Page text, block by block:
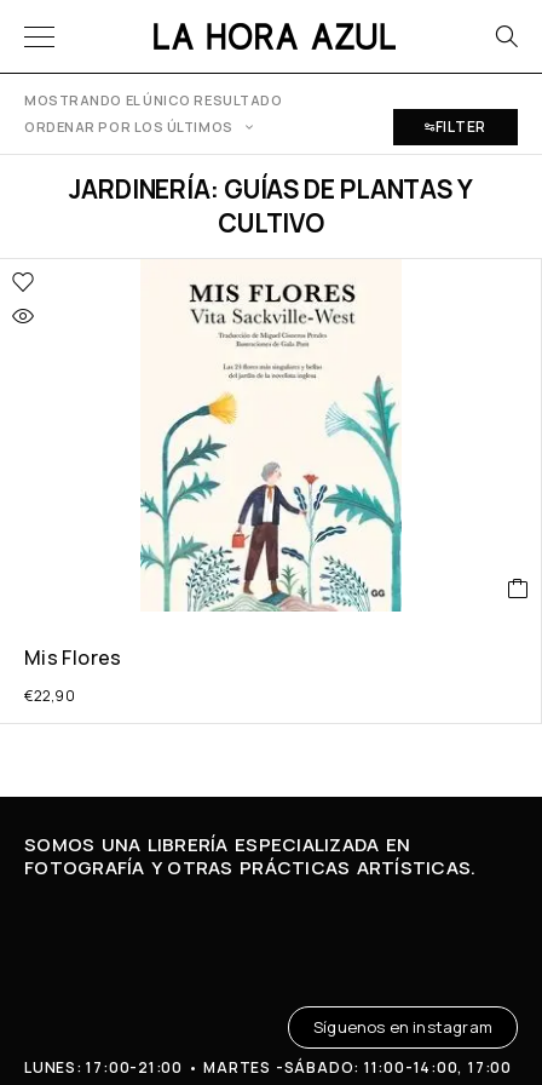
MOSTRANDO EL ÚNICO RESULTADO
ORDENAR POR LOS ÚLTIMOS
FILTER
JARDINERÍA: GUÍAS DE PLANTAS Y
CULTIVO
Mis Flores
€22,90
SOMOS UNA LIBRERÍA ESPECIALIZADA EN
FOTOGRAFÍA Y OTRAS PRÁCTICAS ARTÍSTICAS.
LUNES: 17:00-21:00 • MARTES -SÁBADO: 11:00-14:00, 17:00
Síguenos en instagram